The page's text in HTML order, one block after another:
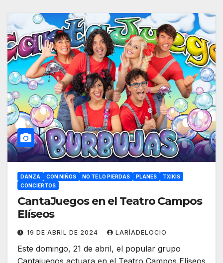
DANZA CON NIÑOS NO TE LO PIERDAS PLANES
TXIKIS
CONCIERTOS
CantaJuegos en el Teatro Campos
Elíseos
19 DE ABRIL DE 2024 LARÍADELOCIO
Este domingo, 21 de abril, el popular grupo